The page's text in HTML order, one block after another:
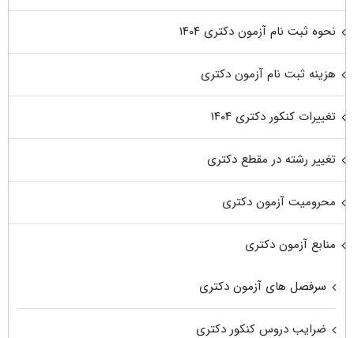
نحوه ثبت نام آزمون دکتری ۱۴۰۴
هزینه ثبت نام آزمون دکتری
تغییرات کنکور دکتری ۱۴۰۴
تغییر رشته در مقطع دکتری
محرومیت آزمون دکتری
منابع آزمون دکتری
سرفصل های آزمون دکتری
ضرایب دروس کنکور دکتری